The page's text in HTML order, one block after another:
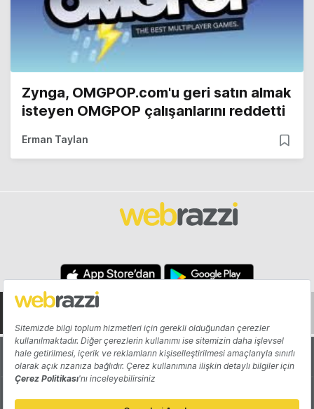
Zynga, OMGPOP.com'u geri satın almak
isteyen OMGPOP çalışanlarını reddetti
Erman Taylan
Hakkında Yazarlar
Katkıda Bulun Reklam